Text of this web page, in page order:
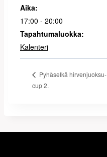
Aika:
17:00 - 20:00
Tapahtumaluokka:
Kalenteri
Pyhäselkä hirvenjuoksu-
cup 2.